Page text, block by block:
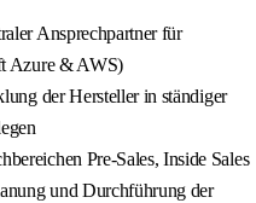
Ansprechpartner für
Azure & AWS)
der Hersteller in ständiger
Pre-Sales, Inside Sales
und Durchführung der